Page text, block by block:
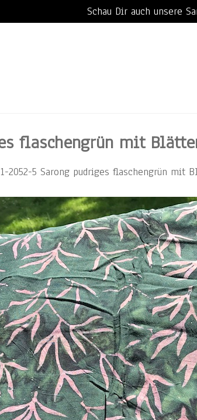
Schau Dir auch unsere
flaschengrün mit
1-2052-5 Sarong pudriges flaschengrün mit